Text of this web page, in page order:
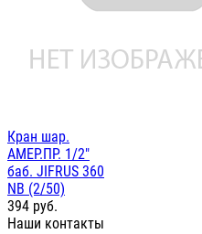
Кран шар.
АМЕР.ПР. 1/2"
баб. JIFRUS 360
NB (2/50)
394 руб.
Наши контакты